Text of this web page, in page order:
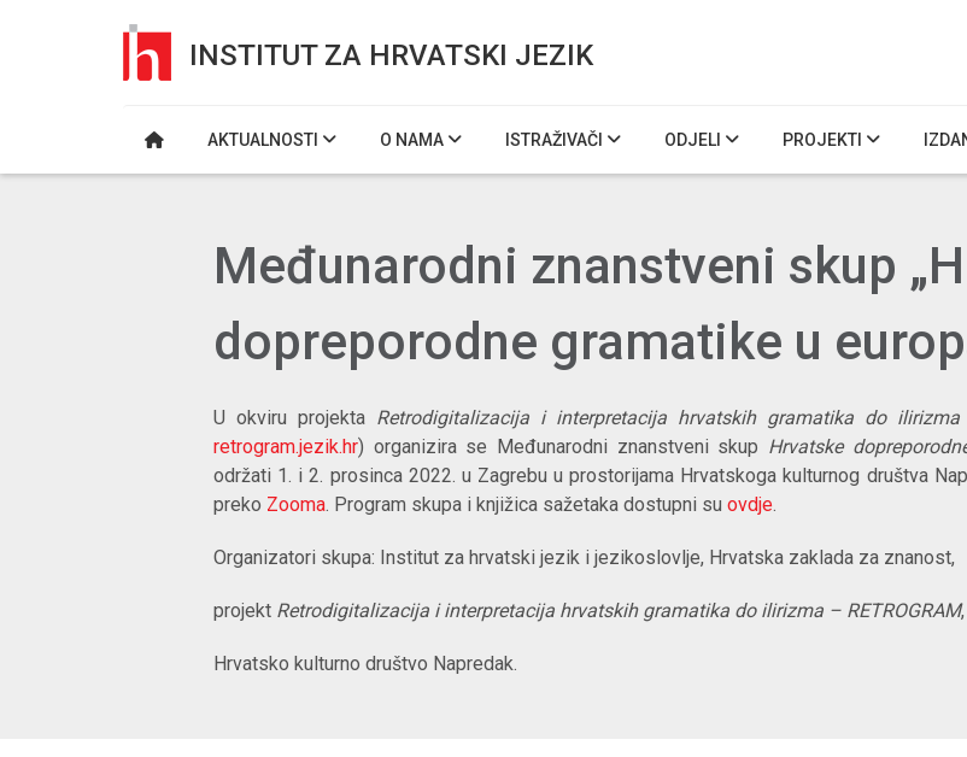
INSTITUT ZA HRVATSKI JEZIK
AKTUALNOSTI O NAMA ISTRAŽIVAČI ODJELI PROJEKTI
Međunarodni znanstveni skup
dopreporodne gramatike u
U okviru projekta Retrodigitalizacija i interpretacija hrvatskih gramatika do ilirizma
retrogram.jezik.hr) organizira se Međunarodni znanstveni skup Hrvatske
održati 1. i 2. prosinca 2022. u Zagrebu u prostorijama Hrvatskoga kulturnog društva
preko Zooma. Program skupa i knjižica sažetaka dostupni su ovdje.
Organizatori skupa: Institut za hrvatski jezik i jezikoslovlje, Hrvatska zaklada za znanost,
projekt Retrodigitalizacija i interpretacija hrvatskih gramatika do ilirizma – RETROGRAM,
Hrvatsko kulturno društvo Napredak.